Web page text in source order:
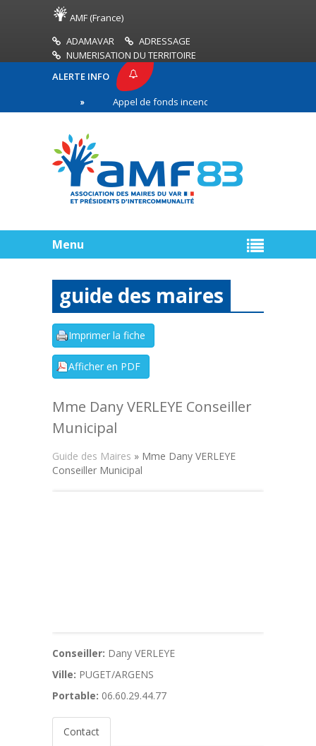
AMF (France)
ADAMAVAR
ADRESSAGE
NUMERISATION DU TERRITOIRE
ALERTE INFO
Appel de fonds incendies de forêt
ligne
Menu
guide des maires
Mme Dany VERLEYE Conseiller
Municipal
Guide des Maires » Mme Dany VERLEYE
Conseiller Municipal
Conseiller: Dany VERLEYE
Ville: PUGET/ARGENS
Portable: 06.60.29.44.77
Contact